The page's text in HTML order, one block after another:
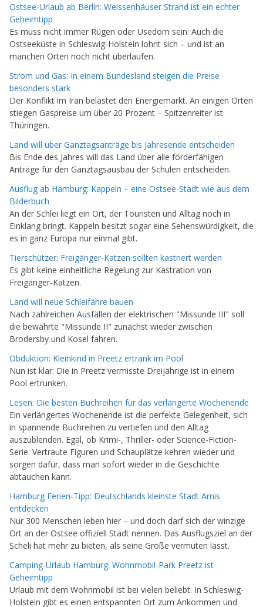
Ostsee-Urlaub ab Berlin: Weissenhäuser Strand ist ein echter
Geheimtipp
Es muss nicht immer Rügen oder Usedom sein: Auch die
Ostseeküste in Schleswig-Holstein lohnt sich – und ist an
manchen Orten noch nicht überlaufen.
Strom und Gas: In einem Bundesland steigen die Preise
besonders stark
Der Konflikt im Iran belastet den Energiemarkt. An einigen Orten
stiegen Gaspreise um über 20 Prozent – Spitzenreiter ist
Thüringen.
Land will über Ganztagsanträge bis Jahresende entscheiden
Bis Ende des Jahres will das Land über alle förderfähigen
Anträge für den Ganztagsausbau der Schulen entscheiden.
Ausflug ab Hamburg: Kappeln – eine Ostsee-Stadt wie aus dem
Bilderbuch
An der Schlei liegt ein Ort, der Touristen und Alltag noch in
Einklang bringt. Kappeln besitzt sogar eine Sehenswürdigkeit, die
es in ganz Europa nur einmal gibt.
Tierschützer: Freigänger-Katzen sollten kastriert werden
Es gibt keine einheitliche Regelung zur Kastration von
Freigänger-Katzen.
Land will neue Schleifähre bauen
Nach zahlreichen Ausfällen der elektrischen "Missunde III" soll
die bewährte "Missunde II" zunächst wieder zwischen
Brodersby und Kosel fahren.
Obduktion: Kleinkind in Preetz ertrank im Pool
Nun ist klar: Die in Preetz vermisste Dreijährige ist in einem
Pool ertrunken.
Lesen: Die besten Buchreihen für das verlängerte Wochenende
Ein verlängertes Wochenende ist die perfekte Gelegenheit, sich
in spannende Buchreihen zu vertiefen und den Alltag
auszublenden. Egal, ob Krimi-, Thriller- oder Science-Fiction-
Serie: Vertraute Figuren und Schauplätze kehren wieder und
sorgen dafür, dass man sofort wieder in die Geschichte
abtauchen kann.
Hamburg Ferien-Tipp: Deutschlands kleinste Stadt Arnis
entdecken
Nur 300 Menschen leben hier – und doch darf sich der winzige
Ort an der Ostsee offiziell Stadt nennen. Das Ausflugsziel an der
Scheli hat mehr zu bieten, als seine Größe vermuten lässt.
Camping-Urlaub Hamburg: Wohnmobil-Park Preetz ist
Geheimtipp
Urlaub mit dem Wohnmobil ist bei vielen beliebt. In Schleswig-
Holstein gibt es einen entspannten Ort zum Ankommen und